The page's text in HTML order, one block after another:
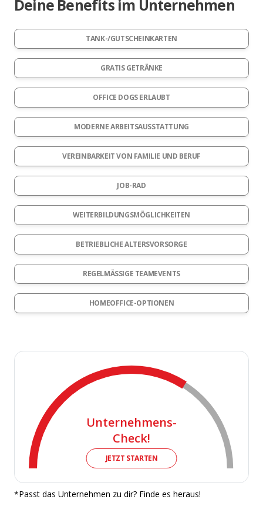
Deine Benefits im Unternehmen
TANK-/GUTSCHEINKARTEN
GRATIS GETRÄNKE
OFFICE DOGS ERLAUBT
MODERNE ARBEITSAUSSTATTUNG
VEREINBARKEIT VON FAMILIE UND BERUF
JOB-RAD
WEITERBILDUNGSMÖGLICHKEITEN
BETRIEBLICHE ALTERSVORSORGE
REGELMÄSSIGE TEAMEVENTS
HOMEOFFICE-OPTIONEN
Unternehmens-
Check!
JETZT STARTEN
*Passt das Unternehmen zu dir? Finde es heraus!